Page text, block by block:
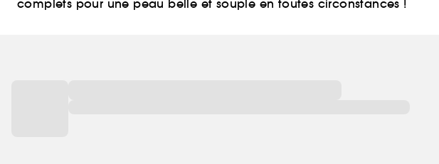
complets pour une peau belle et souple en toutes circonstances !